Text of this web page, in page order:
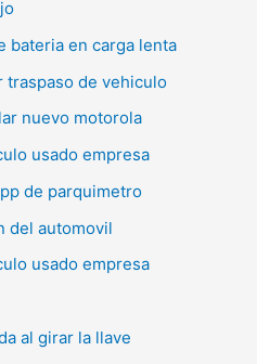
bateria en carga lenta
traspaso de vehiculo
nuevo motorola
usado empresa
de parquimetro
del automovil
usado empresa
al girar la llave